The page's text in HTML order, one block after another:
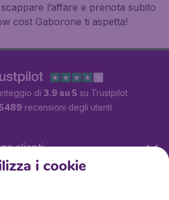
l’affare e prenota subito
cost Gaborone ti aspetta!
di 3.9 su 5 su Trustpilot
recensioni degli utenti
clienti
i cookie